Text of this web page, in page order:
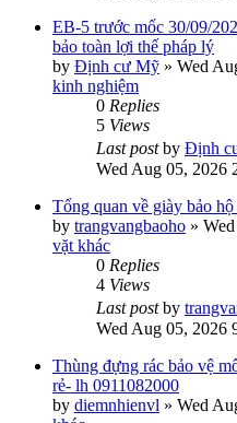
EB-5 trước mốc 30/09/
bảo toàn lợi thế pháp lý
by Định cư Mỹ » Wed
kinh nghiệm
0 Replies
5 Views
Last postby Định
Wed Aug 05, 2026
Tổng quan về giày bảo
by trangvangbaoho »
vặt khác
0 Replies
4 Views
Last postby
Wed Aug 05, 2026
Thùng đựng rác bảo vệ
rẻ- lh 0911082000
by diemnhienvl » Wed